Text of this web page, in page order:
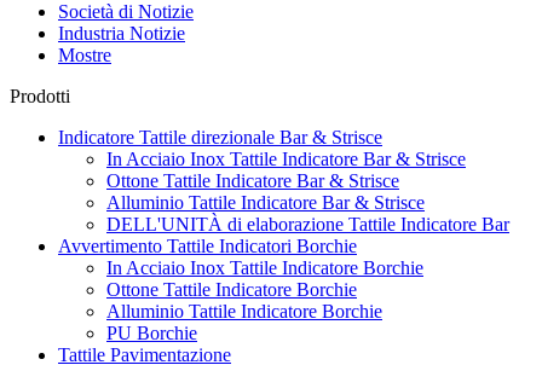
Società di Notizie
Industria Notizie
Mostre
Prodotti
Indicatore Tattile direzionale Bar & Strisce
In Acciaio Inox Tattile Indicatore Bar & Strisce
Ottone Tattile Indicatore Bar & Strisce
Alluminio Tattile Indicatore Bar & Strisce
DELL'UNITÀ di elaborazione Tattile Indicatore Bar
Avvertimento Tattile Indicatori Borchie
In Acciaio Inox Tattile Indicatore Borchie
Ottone Tattile Indicatore Borchie
Alluminio Tattile Indicatore Borchie
PU Borchie
Tattile Pavimentazione